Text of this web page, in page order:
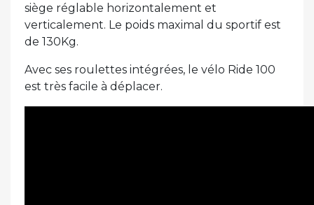
siège réglable horizontalement et
verticalement. Le poids maximal du sportif est
de 130Kg.
Avec ses roulettes intégrées, le vélo Ride 100
est très facile à déplacer.